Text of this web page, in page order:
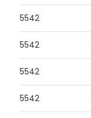
5542
5542
5542
5542